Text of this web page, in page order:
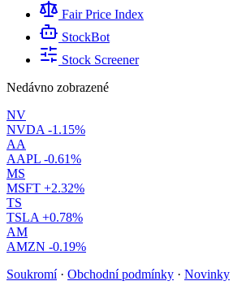
Fair Price Index
StockBot
Stock Screener
Nedávno zobrazené
NV
NVDA -1.15%
AA
AAPL -0.61%
MS
MSFT +2.32%
TS
TSLA +0.78%
AM
AMZN -0.19%
Soukromí · Obchodní podmínky · Novinky